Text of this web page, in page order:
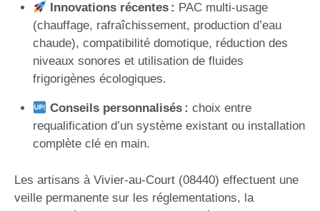
Innovations récentes : PAC multi-usage
(chauffage, rafraîchissement, production d’eau
chaude), compatibilité domotique, réduction des
niveaux sonores et utilisation de fluides
frigorigènes écologiques.
Conseils personnalisés : choix entre
requalification d’un système existant ou installation
complète clé en main.
Les artisans à Vivier-au-Court (08440) effectuent une
veille permanente sur les réglementations, la